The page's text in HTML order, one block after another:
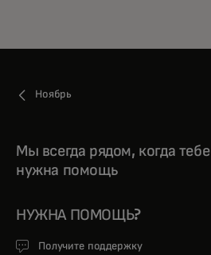
Ноябрь
Мы всегда рядом, когда тебе
нужна помощь
НУЖНА ПОМОЩЬ?
Получите поддержку